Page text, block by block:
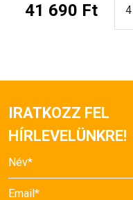
41 690 Ft
IRATKOZZ FEL
HÍRLEVELÜNKRE!